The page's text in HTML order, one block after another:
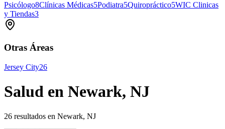
Psicólogo8Clínicas Médicas5Podiatra5Quiropráctico5WIC Clinicas
y Tiendas3
Otras Áreas
Jersey City26
Salud en Newark, NJ
26 resultados en Newark, NJ